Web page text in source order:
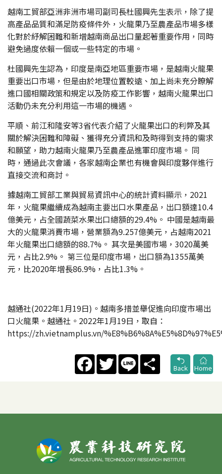
越南工貿部亞洲非洲市場司副司長杜國興先生表示，除了提
高產品品質和滿足防疫條件外，火龍果乃至農產品市場多樣
化對於紓解困難和新增越南商品出口量起著重要作用，同時
避免過度依賴一個或一些特定的市場。
杜國興先生認為，印度是南亞地區重要市場，是越南火龍果
重要出口市場，但是由於地理位置較遠、加上尚未充分瞭解
進口國相關政策和規定以及防疫工作影響，越南火龍果出口
活動仍未充分利用這一市場的機遇。
平順、前江和隆安等3省代表介紹了火龍果出口的利弊及其
關於解決困難和障礙、獲得充分資訊和及時得到支持的需求
和願望，助力越南火龍果乃至農產品進軍印度市場。 同
時，通過此次會議，各家越南企業也有機會與印度夥伴進行
直接交流和商討。
據越南工貿部工業與貿易資訊中心的統計資料顯示，2021
年，火龍果繼續成為越南主要出口水果產品，出口額達10.4
億美元，占全國蔬菜水果出口總額的29.4%。 中國是越南最
大的火龍果消費市場，營業額為9.257億美元，占越南2021
年火龍果出口總額的88.7%。 其次是美國市場，3020萬美
元，占比2.9%。 第三位是印度市場，出口額為1355萬美
元，比2020年增長86.9%，占比1.3%。
越通社(2022年1月19日)。越南多措並舉促進向印度市場出
口火龍果。越通社。2022年1月19日，取自：
https://zh.vietnamplus.vn/
FacebookTwitter Line
Share
Back
Home